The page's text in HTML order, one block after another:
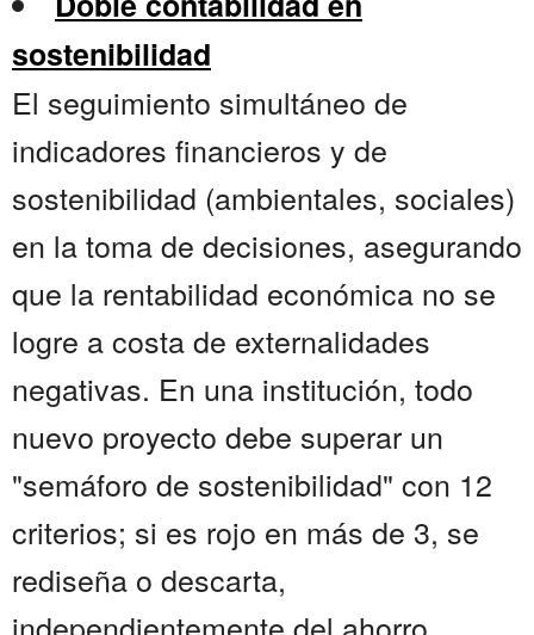
sostenibilidad
El seguimiento simultáneo de
indicadores financieros y de
sostenibilidad (ambientales, sociales)
en la toma de decisiones, asegurando
que la rentabilidad económica no se
logre a costa de externalidades
negativas. En una institución, todo
nuevo proyecto debe superar un
"semáforo de sostenibilidad" con 12
criterios; si es rojo en más de 3, se
rediseña o descarta,